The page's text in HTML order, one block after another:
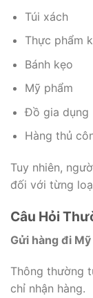
Túi xách
Thực phẩm
Bánh kẹo
Mỹ phẩm
Đồ gia dụng
Hàng thủ
Tuy nhiên,
đối với từng
Câu Hỏi
Gửi hàng đi
Thông thường
chỉ nhận hàng.